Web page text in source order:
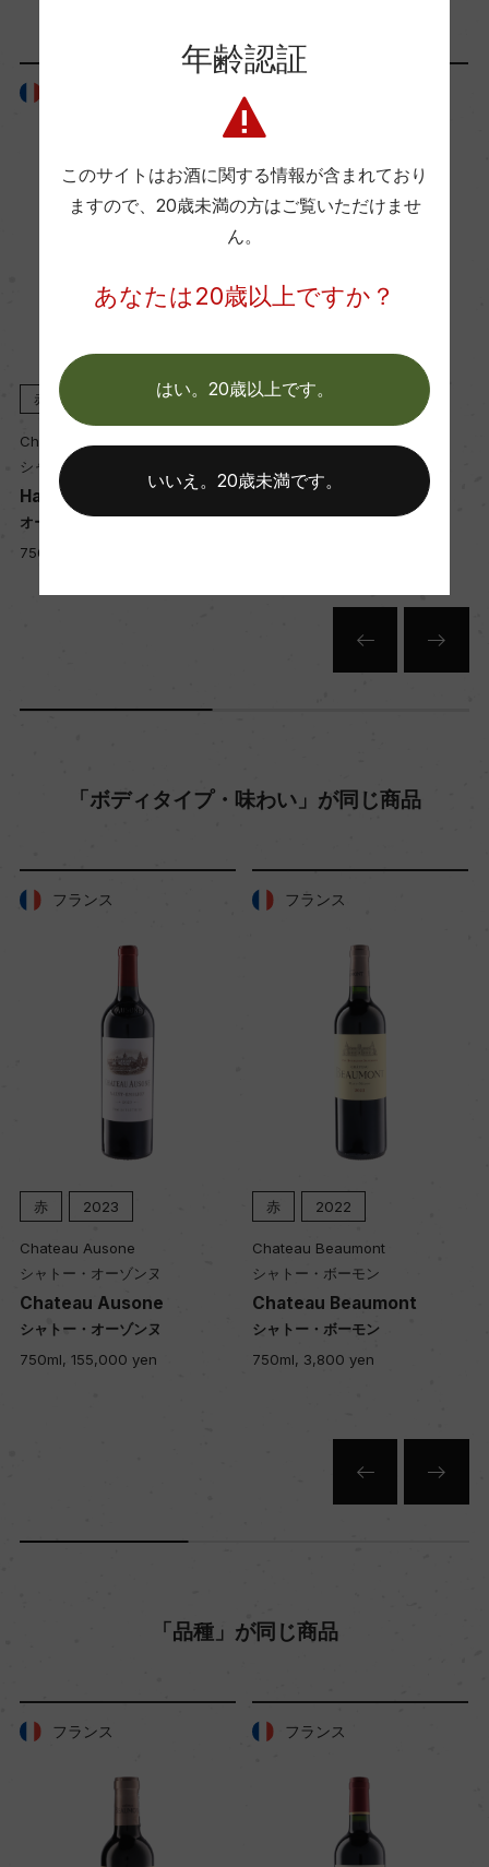
国内ワイン専門誌評価歴
Wine Spectator 得点
醗酵：ー
熟成：ー
年間生産量
ー
土壌
品質分類・原産地呼称
A.O.C.マルゴー
メドック 第3級格付
入数
12
色
赤
Chateau Giscours
シャトー・ジスクール
Haut Medoc Giscours
オー・メドック・ジスクール
750ml, 5,700 yen
赤 2019
Chateau Giscours
Haut Medoc Giscours
オー・メドック・ジスクール
「ボディタイプ・味わい」が同じ商品
フランス
赤 2023
Chateau Ausone
シャトー・オーゾンヌ
Chateau Ausone
シャトー・オーゾンヌ
750ml, 155,000 yen
フランス
赤 2022
Chateau Beaumont
シャトー・ボーモン
Chateau Beaumont
シャトー・ボーモン
750ml, 3,800 yen
「品種」が同じ商品
フランス フランス
年齢認証
このサイトはお酒に関する情報が含まれており
ますので、 20歳未満の方はご覧いただけませ
ん。
あなたは20歳以上ですか？
はい。20歳以上です。
いいえ。20歳未満です。